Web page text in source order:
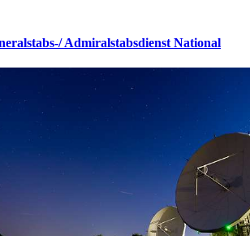
Admiralstabsdienst National